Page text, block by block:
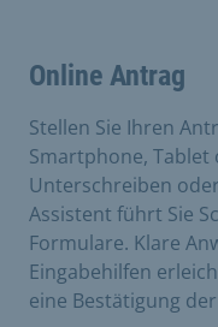
Online Antrag
Stellen Sie Ihren
Smartphone, Tablet
Unterschreiben
Assistent führt Sie
Formulare. Klare
Eingabehilfen
eine Bestätigung